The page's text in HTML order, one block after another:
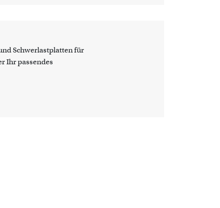
Schwerlastplatten für
Ihr passendes